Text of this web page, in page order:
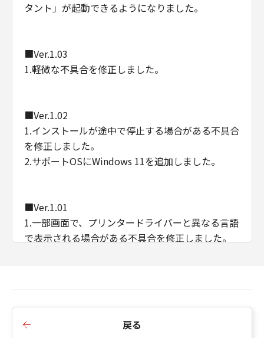
タント」が起動できるようになりました。
■Ver.1.03
1.軽微な不具合を修正しました。
■Ver.1.02
1.インストールが途中で停止する場合がある不具合
を修正しました。
2.サポートOSにWindows 11を追加しました。
■Ver.1.01
1.一部画面で、プリンタードライバーと異なる言語
で表示される場合がある不具合を修正しました。
戻る